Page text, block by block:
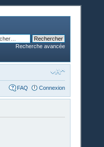
Recherche avancée
FAQ Connexion